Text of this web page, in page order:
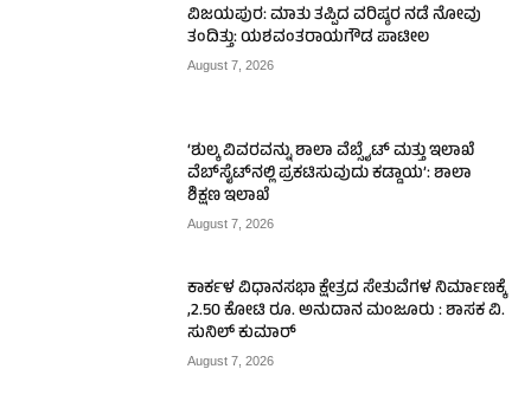
ವಿಜಯಪುರ: ಮಾತು ತಪ್ಪಿದ ವರಿಷ್ಠರ ನಡೆ ನೋವು
ತಂದಿತ್ತು: ಯಶವಂತರಾಯಗೌಡ ಪಾಟೀಲ
August 7, 2026
‘ಶುಲ್ಕ ವಿವರವನ್ನು ಶಾಲಾ ವೆಬ್ಸೈಟ್ ಮತ್ತು ಇಲಾಖೆ
ವೆಬ್‌ಸೈಟ್‌ನಲ್ಲಿ ಪ್ರಕಟಿಸುವುದು ಕಡ್ಡಾಯ’: ಶಾಲಾ
ಶಿಕ್ಷಣ ಇಲಾಖೆ
August 7, 2026
ಕಾರ್ಕಳ ವಿಧಾನಸಭಾ ಕ್ಷೇತ್ರದ ಸೇತುವೆಗಳ ನಿರ್ಮಾಣಕ್ಕೆ
,2.50 ಕೋಟಿ ರೂ. ಅನುದಾನ ಮಂಜೂರು : ಶಾಸಕ ವಿ.
ಸುನಿಲ್ ಕುಮಾರ್
August 7, 2026